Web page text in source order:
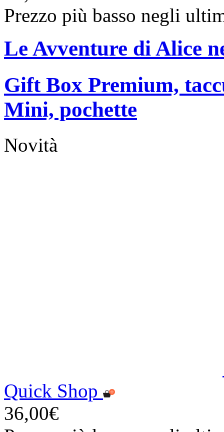
Prezzo più basso negli
Le Avventure di Alice
Gift Box Premium,
Mini, pochette
Novità
Quick Shop
36,00€